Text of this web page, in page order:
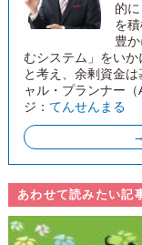
的
を
豊
むシステム」をい
と考え、余剰資金
ャル・プランナー
ジ： てんせんまる
あわせて読みたい記